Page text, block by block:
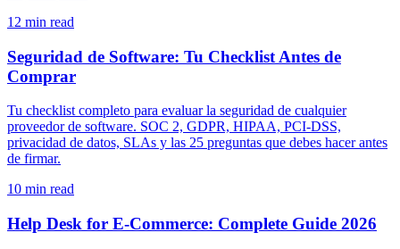
12 min read
Seguridad de Software: Tu Checklist Antes de
Comprar
Tu checklist completo para evaluar la seguridad de cualquier
proveedor de software. SOC 2, GDPR, HIPAA, PCI-DSS,
privacidad de datos, SLAs y las 25 preguntas que debes hacer antes
de firmar.
10 min read
Help Desk for E-Commerce: Complete Guide 2026